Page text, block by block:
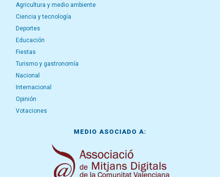
Agricultura y medio ambiente
Ciencia y tecnología
Deportes
Educación
Fiestas
Turismo y gastronomía
Nacional
Internacional
Opinión
Votaciones
MEDIO ASOCIADO A: